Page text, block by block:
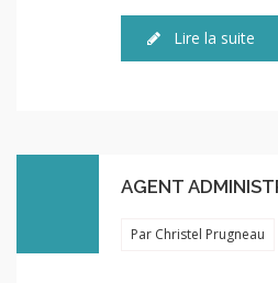
Lire la suite
AGENT
Par Christel Prugneau